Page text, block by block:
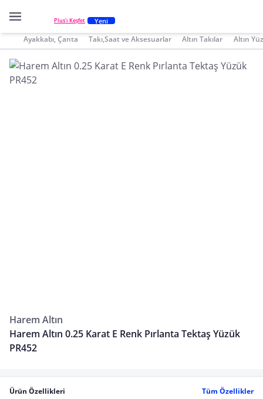
Plus'ı Keşfet Yeni
Ayakkabı, Çanta Takı,Saat ve Aksesuarlar Altın Takılar Altın
Harem Altın
Harem Altın 0.25 Karat E Renk Pırlanta Tektaş Yüzük
PR452
Ürün Özellikleri
Tüm Özellikler